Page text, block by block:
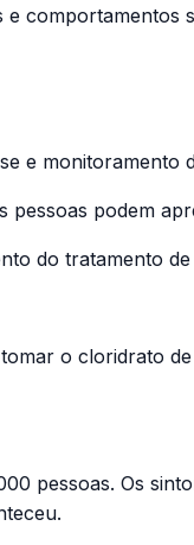
comportamentos
e monitoramento
podem
do tratamento
o cloridrato
pessoas. Os